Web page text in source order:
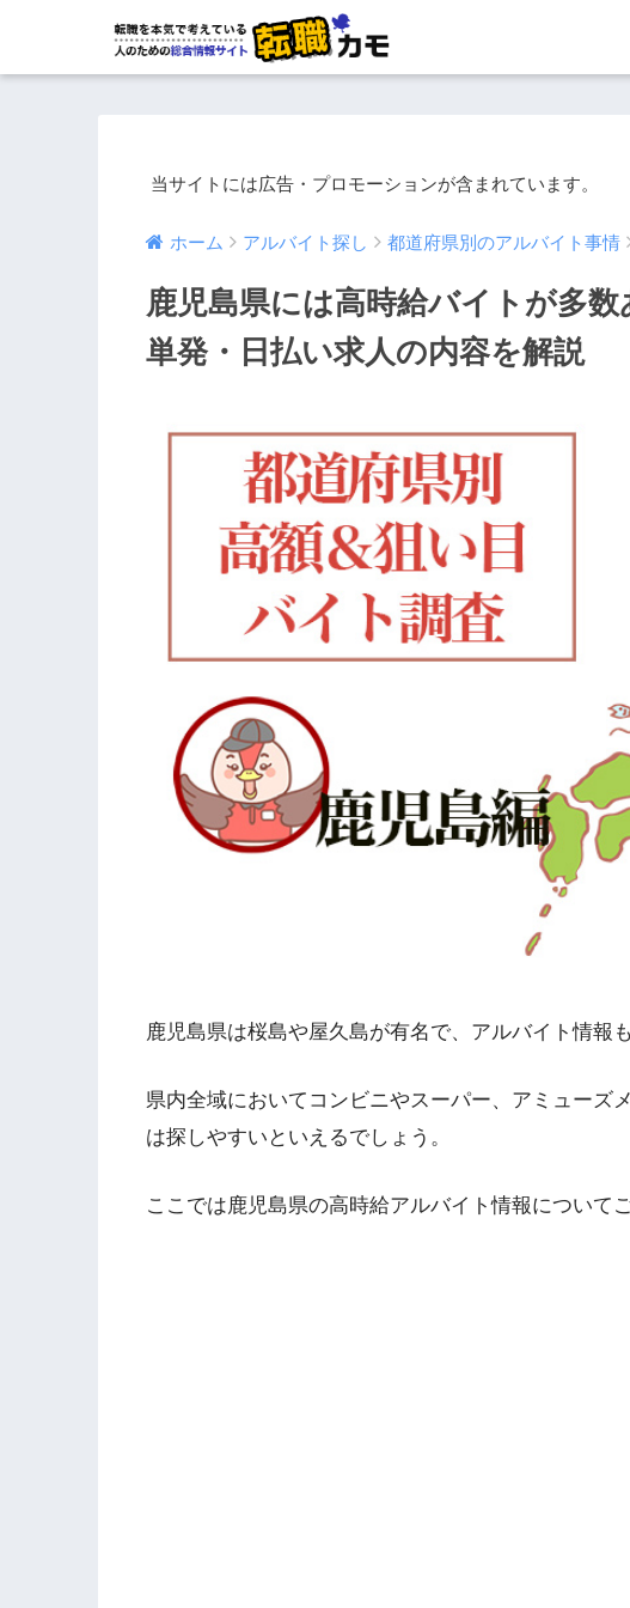
当サイトには広告・プロモーションが含まれています。
ホーム アルバイト探し 都道府県別のアルバイト事情
鹿児島県には高時給バイトが多数
単発・日払い求人の内容を解説
鹿児島県は桜島や屋久島が有名で、アルバイト情報
県内全域においてコンビニやスーパー、アミューズ
は探しやすいといえるでしょう。
ここでは鹿児島県の高時給アルバイト情報について